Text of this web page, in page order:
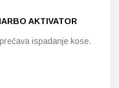
AKTIVATOR
ispadanje kose.